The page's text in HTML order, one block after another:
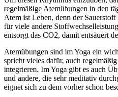
regelmäßige Atemübungen in den
Atem ist Leben, denn der
für viele andere
entsorgt das CO2, damit entsäuert
Atemübungen sind im Yoga ein
spricht vieles dafür, auch
integrieren. Im Yoga gibt es auch
und andere, die sehr meditativ
eignet sich zu dem vorher schon